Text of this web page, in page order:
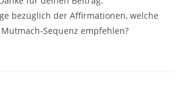
bezüglich der Affirmationen, welche
Sequenz empfehlen?